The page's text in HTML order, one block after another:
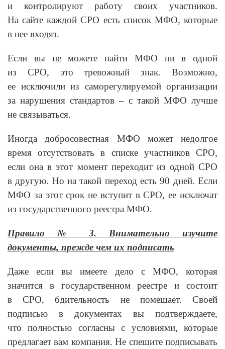
и контролируют работу своих участников.
На сайте каждой СРО есть список МФО, которые
в нее входят.
Если вы не можете найти МФО ни в одной
из СРО, это тревожный знак. Возможно,
ее исключили из саморегулируемой организации
за нарушения стандартов – с такой МФО лучше
не связываться.
Иногда добросовестная МФО может недолгое
время отсутствовать в списке участников СРО,
если она в этот момент переходит из одной СРО
в другую. Но на такой переход есть 90 дней. Если
МФО за этот срок не вступит в СРО, ее исключат
из государственного реестра МФО.
Правило № 3. Внимательно изучите
документы, прежде чем их подписать
Даже если вы имеете дело с МФО, которая
значится в государственном реестре и состоит
в СРО, бдительность не помешает. Своей
подписью в документах вы подтверждаете,
что полностью согласны с условиями, которые
предлагает вам компания. Не спешите подписывать